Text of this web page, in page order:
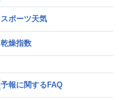
スポーツ天気
乾燥指数
予報に関するFAQ